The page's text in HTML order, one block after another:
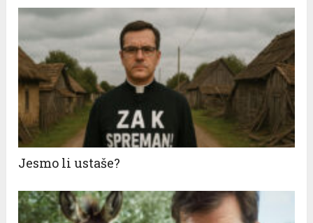
Jesmo li ustaše?